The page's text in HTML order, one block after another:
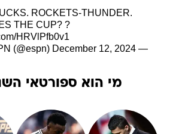
ROCKETS-THUNDER.
THE CUP? ?
HRVlPfb0v1
— ESPN (@espn)
December 12, 2024
מי הוא ספורטאי